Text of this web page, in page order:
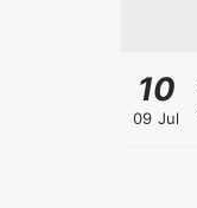
10
09 Jul